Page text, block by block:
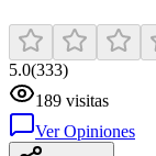
5.0(333)
189 visitas
Ver Opiniones